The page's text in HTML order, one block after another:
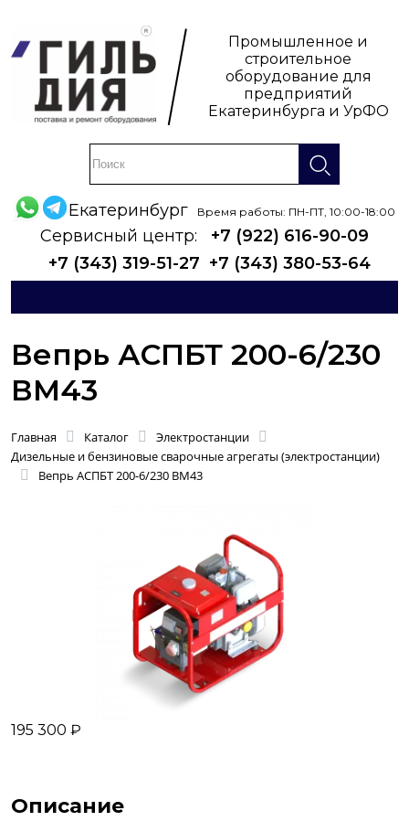
Промышленное и
строительное
оборудование для
предприятий
Екатеринбурга и УрФО
Екатеринбург Время работы: ПН-ПТ, 10:00-18:00
Сервисный центр:
+7 (922) 616-90-09
+7 (343) 319-51-27 +7 (343) 380-53-64
Вепрь АСПБТ 200-6/230
ВМ43
Главная Каталог
Электростанции
Дизельные и бензиновые сварочные агрегаты (электростанции)
Вепрь АСПБТ 200-6/230 ВМ43
195 300 ₽
Описание